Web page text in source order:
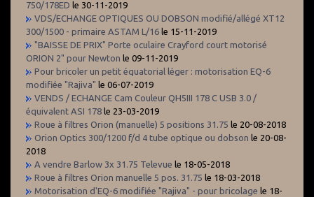
750/178ED le 30-11-2019
VDS/ECHANGE OPTIQUES OU DOBSON modifié/allégé XT12
300/1500 - primaire ASTAM L/16 le 15-11-2019
"BAISSE DE PRIX" Porte oculaire Crayford court motorisé
ORION 2" pour Newton le 09-11-2019
Pour bricoler un petit équatorial léger : motorisation EQ-6
modifiée "Rajiva" le 06-07-2019
VENDS / ECHANGE Cam Couleur QH5III 178 C USB 3.0 /
équivalent ASI 178 le 23-03-2019
Roue à filtres Orion (manuelle) 5 positions 31.75 le 20-08-2018
Orion Optics 300/1200 f/d 4 tube optique ou dobson le 20-08-
2018
A vendre Barlow 3x 31.75 Televue le 18-05-2018
Roue à filtres Orion manuelle 5 pos. 31.75 le 18-03-2018
Motorisation d'EQ-6 modifiée "Rajiva" - pour bricolage le 18-